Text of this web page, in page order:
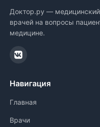
Доктор.ру —
врачей на вопросы
медицине.
Навигация
Главная
Врачи